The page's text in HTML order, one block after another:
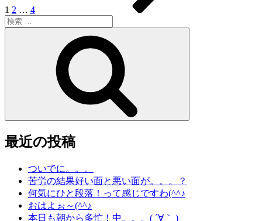
ゲ
ー
1 2 … 4
検
索:
最近の投稿
ついでに。。。
苦労の結果好い面と悪い面が。。。？
何気にひと段落！って感じですわ(^^♪
おはよぉ～(^^♪
本日も朝から多忙！中。。。( ´∀｀ )